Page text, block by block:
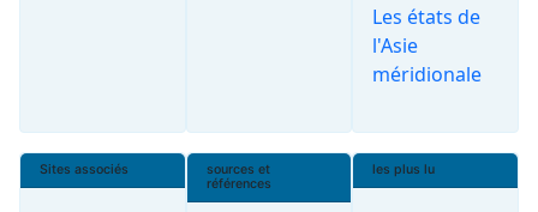
Les états de
l'Asie
méridionale
Sites associés
sources et
références
les plus lu